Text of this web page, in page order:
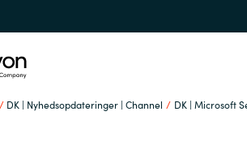
DK | Nyhedsopdateringer | Channel DK | Microsoft